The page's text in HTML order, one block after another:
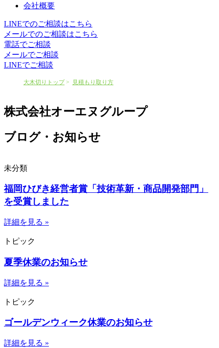
会社概要
LINEでのご相談はこちら
メールでのご相談はこちら
電話でご相談
メールでご相談
LINEでご相談
大木切りトップ 見積もり取り方
株式会社オーエヌグループ
ブログ・お知らせ
未分類
福岡ひびき経営者賞「技術革新・商品開発部門」
を受賞しました
詳細を見る »
トピック
夏季休業のお知らせ
詳細を見る »
トピック
ゴールデンウィーク休業のお知らせ
詳細を見る »